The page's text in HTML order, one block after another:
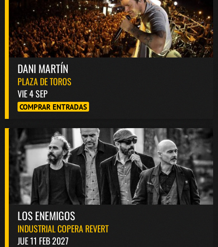
DANI MARTÍN
PLAZA DE TOROS
VIE 4 SEP
COMPRAR ENTRADAS
LOS ENEMIGOS
INDUSTRIAL COPERA REVERT
JUE 11 FEB 2027